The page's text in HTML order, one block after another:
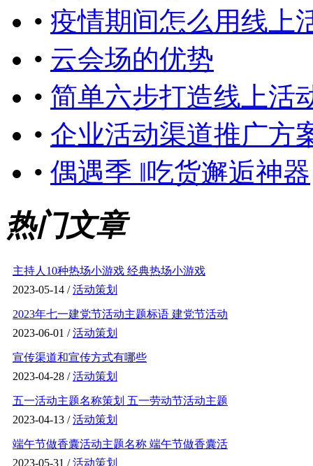
• 疫情期间怎么用线上
• 云会场的优势
• 简单六步打造线上活
• 企业活动渠道推广方
• 偶遇季 ‖吃货邂逅神器
热门文章
主持人10种热场小游戏 经典热场小游戏
2023-05-14 /活动策划
2023年七一建党节活动主题标语 建党节活动
2023-06-01 /活动策划
宣传渠道和宣传方式有哪些
2023-04-28 /活动策划
五一活动主题名称策划 五一劳动节活动主题
2023-04-13 /活动策划
端午节做香囊活动主题名称 端午节做香囊活
2023-05-31 /活动策划